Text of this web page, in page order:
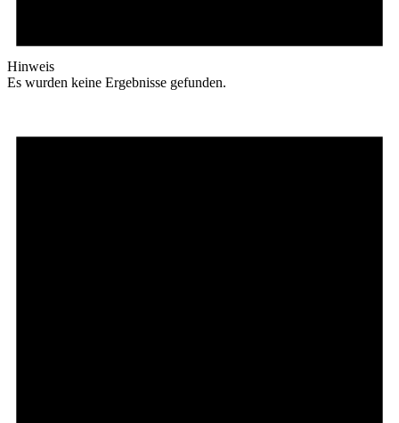
Hinweis
Es wurden keine Ergebnisse gefunden.